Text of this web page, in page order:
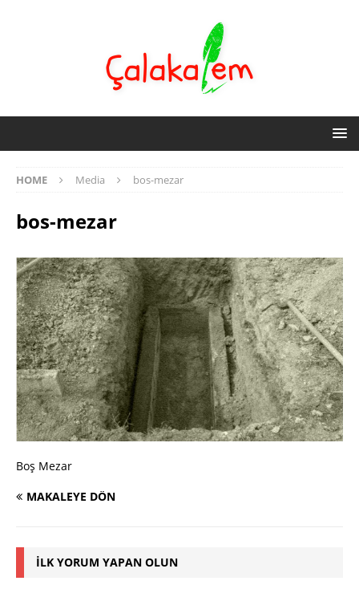
HOME Media bos-mezar
bos-mezar
Boş Mezar
MAKALEYE DÖN
İLK YORUM YAPAN OLUN